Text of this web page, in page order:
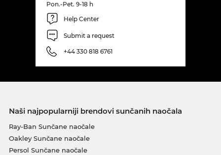
Pon.-Pet. 9-18 h
Help Center
Submit a request
+44 330 818 6761
Naši najpopularniji brendovi sunčanih naočala
Ray-Ban Sunčane naočale
Oakley Sunčane naočale
Persol Sunčane naočale